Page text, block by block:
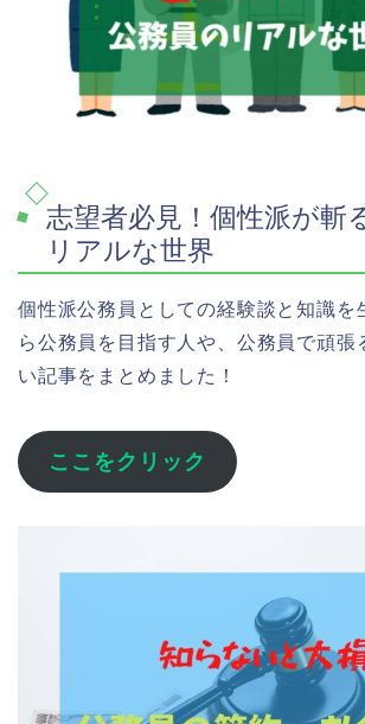
志望者必見！個性派が斬
リアルな世界
個性派公務員としての経験談と知識を
ら公務員を目指す人や、公務員で頑張
い記事をまとめました！
ここをクリック